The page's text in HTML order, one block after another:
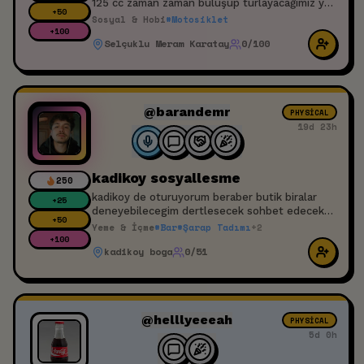
+50
+100
125 cc zaman zaman buluşup turlayacağımız yeri
geldiğinde ilçe veya şehir dışına gideceğimiz bir
Sosyal & Hobi#Motosiklet
Selçuklu Meram Karatay 0/100
250
+25
+50
+100
@barandemr PHYSICAL
19d 23h
kadikoy sosyallesme
kadikoy de oturuyorum beraber butik biralar
deneyebilecegim dertlesecek sohbet edecek
arkadaslari beklerim
Yeme & İçme#Bar#Şarap Tadımı+2
kadikoy boga 0/51
@helllyeeeah PHYSICAL
5d 0h